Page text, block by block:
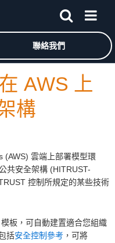
Services 首頁
聯絡我們
AWS 上
構
(AWS) 雲端上部署模型環
共安全架構 (HITRUST-
控制所規定的某些技術
板，可自動建置適合您組織
括安全控制參考 ，可將